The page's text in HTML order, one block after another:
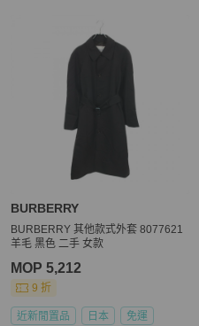
BURBERRY
BURBERRY 其他款式外套 8077621
羊毛 黑色 二手 女款
MOP 5,212
9 折
近新閒置品 日本 免運